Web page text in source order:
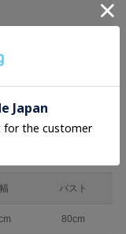
バスト
80cm